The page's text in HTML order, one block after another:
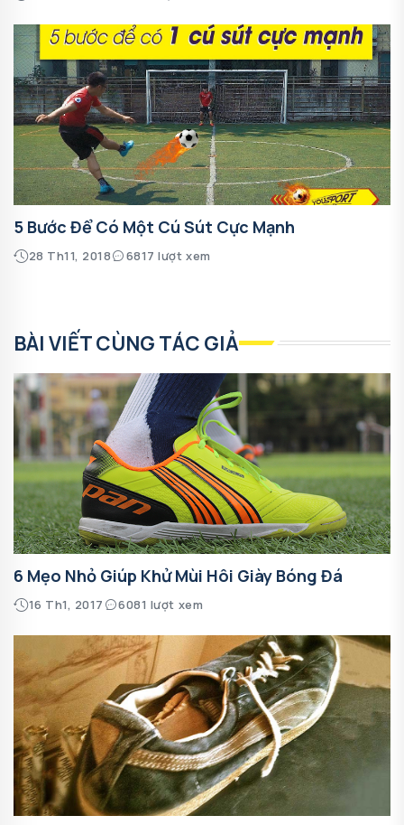
5 Bước Để Có Một Cú Sút Cực Mạnh
28 Th11, 2018 6817 lượt xem
BÀI VIẾT CÙNG TÁC GIẢ
6 Mẹo Nhỏ Giúp Khử Mùi Hôi Giày Bóng Đá
16 Th1, 2017 6081 lượt xem